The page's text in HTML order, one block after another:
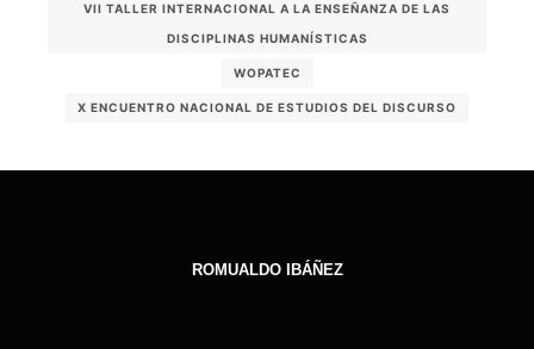
VII TALLER INTERNACIONAL A LA ENSEÑANZA DE LAS
DISCIPLINAS HUMANÍSTICAS
WOPATEC
X ENCUENTRO NACIONAL DE ESTUDIOS DEL DISCURSO
ROMUALDO IBÁÑEZ